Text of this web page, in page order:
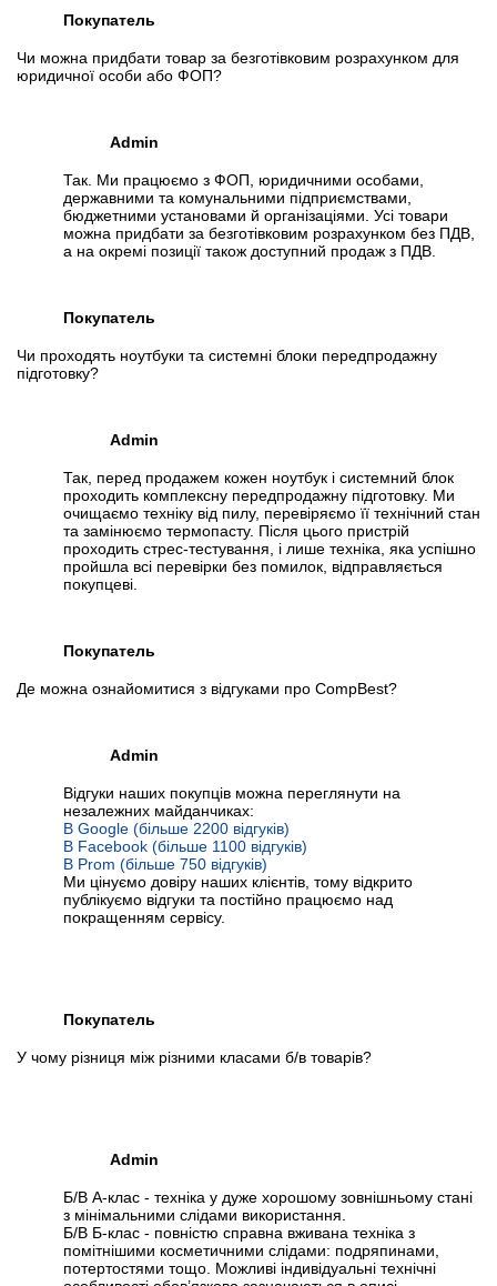
Покупатель
Чи можна придбати товар за безготівковим розрахунком для
юридичної особи або ФОП?
Admin
Так. Ми працюємо з ФОП, юридичними особами,
державними та комунальними підприємствами,
бюджетними установами й організаціями. Усі товари
можна придбати за безготівковим розрахунком без ПДВ,
а на окремі позиції також доступний продаж з ПДВ.
Покупатель
Чи проходять ноутбуки та системні блоки передпродажну
підготовку?
Admin
Так, перед продажем кожен ноутбук і системний блок
проходить комплексну передпродажну підготовку. Ми
очищаємо техніку від пилу, перевіряємо її технічний стан
та замінюємо термопасту. Після цього пристрій
проходить стрес-тестування, і лише техніка, яка успішно
пройшла всі перевірки без помилок, відправляється
покупцеві.
Покупатель
Де можна ознайомитися з відгуками про CompBest?
Admin
Відгуки наших покупців можна переглянути на
незалежних майданчиках:
В Google (більше 2200 відгуків)
В Facebook (більше 1100 відгуків)
В Prom (більше 750 відгуків)
Ми цінуємо довіру наших клієнтів, тому відкрито
публікуємо відгуки та постійно працюємо над
покращенням сервісу.
Покупатель
У чому різниця між різними класами б/в товарів?
Admin
Б/В А-клас - техніка у дуже хорошому зовнішньому стані
з мінімальними слідами використання.
Б/В Б-клас - повністю справна вживана техніка з
помітнішими косметичними слідами: подряпинами,
потертостями тощо. Можливі індивідуальні технічні